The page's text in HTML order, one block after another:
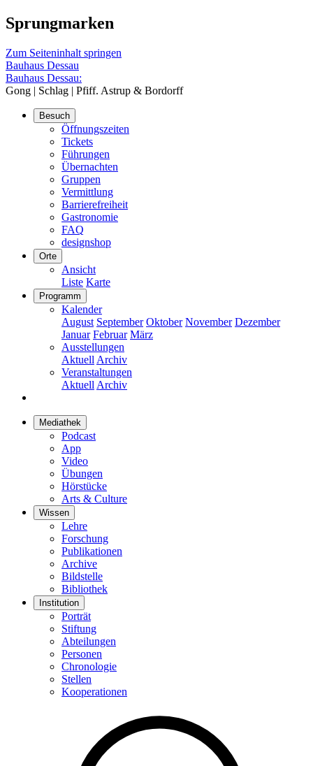
Sprungmarken
Zum Seiteninhalt springen
Bauhaus Dessau
Bauhaus Dessau:
Gong | Schlag | Pfiff. Astrup & Bordorff
Besuch
Öffnungszeiten
Tickets
Führungen
Übernachten
Gruppen
Vermittlung
Barrierefreiheit
Gastronomie
FAQ
designshop
Orte
Ansicht
Liste Karte
Programm
Kalender
August September Oktober November Dezember
Januar Februar März
Ausstellungen
Aktuell Archiv
Veranstaltungen
Aktuell Archiv
Mediathek
Podcast
App
Video
Übungen
Hörstücke
Arts & Culture
Wissen
Lehre
Forschung
Publikationen
Archive
Bildstelle
Bibliothek
Institution
Porträt
Stiftung
Abteilungen
Personen
Chronologie
Stellen
Kooperationen